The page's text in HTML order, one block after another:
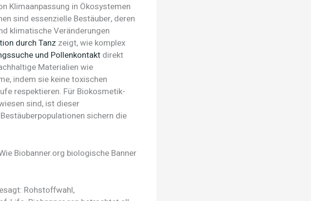
Klimaanpassung in Ökosystemen
sind essenzielle Bestäuber, deren
klimatische Veränderungen
durch Tanz zeigt, wie komplex
und Pollenkontakt direkt
Materialien wie
indem sie keine toxischen
respektieren. Für Biokosmetik-
sind, ist dieser
sichern die
Biobanner.org biologische Banner
Rohstoffwahl,